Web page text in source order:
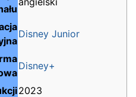
Disney Junior
Disney+
2023